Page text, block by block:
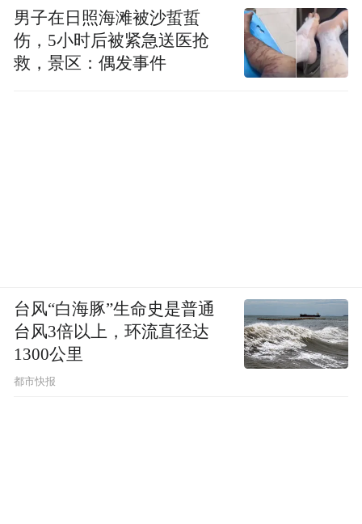
男子在日照海滩被沙蜇蜇
伤，5小时后被紧急送医抢
救，景区：偶发事件
台风“白海豚”生命史是普通
台风3倍以上，环流直径达
1300公里
都市快报